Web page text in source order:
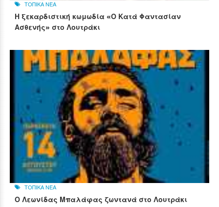
ΤΟΠΙΚΑ ΝΕΑ
Η ξεκαρδιστική κωμωδία «Ο Κατά Φαντασίαν
Ασθενής» στο Λουτράκι
ΤΟΠΙΚΑ ΝΕΑ
Ο Λεωνίδας Μπαλάφας ζωντανά στο Λουτράκι